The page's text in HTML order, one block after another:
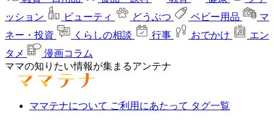
ッション
ビューティ どうぶつ ベビー用品
マ
ネー・投資
くらしの相談 行事 おでかけ
エン
タメ
漫画コラム
ママの知りたい情報が集まるアンテナ
ママテナについて ご利用にあたって タグ一覧